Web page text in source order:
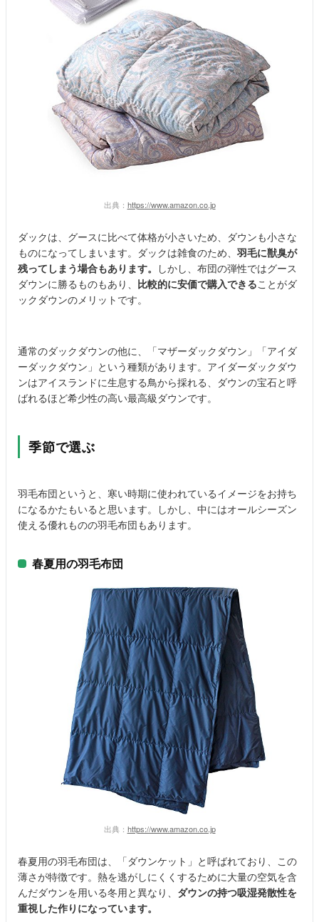
出典： https://www.amazon.co.jp
ダックは、グースに比べて体格が小さいため、ダウンも小さな
ものになってしまいます。ダックは雑食のため、 羽毛に獣臭が
残ってしまう場合もあります。 しかし、布団の弾性ではグース
ダウンに勝るものもあり、 比較的に安価で購入できることがダ
ックダウンのメリットです。
通常のダックダウンの他に、「マザーダックダウン」「アイダ
ーダックダウン」という種類があります。アイダーダックダウ
ンはアイスランドに生息する鳥から採れる、ダウンの宝石と呼
ばれるほど希少性の高い最高級ダウンです。
季節で選ぶ
羽毛布団というと、寒い時期に使われているイメージをお持ち
になるかたもいると思います。しかし、中にはオールシーズン
使える優れものの羽毛布団もあります。
春夏用の羽毛布団
出典： https://www.amazon.co.jp
春夏用の羽毛布団は、「ダウンケット」と呼ばれており、この
薄さが特徴です。熱を逃がしにくくするために大量の空気を含
んだダウンを用いる冬用と異なり、 ダウンの持つ吸湿発散性を
重視した作りになっています。